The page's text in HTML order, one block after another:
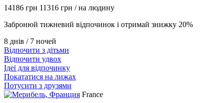
14186 грн 11316 грн / на людину
Забронюй тижневий відпочинок і отримай знижку 20%
8 днів / 7 ночей
Відпочити з дітьми
Відпочити удвох
Ідеї для відпочинку
Покататися на лижах
Потусити з друзями
France